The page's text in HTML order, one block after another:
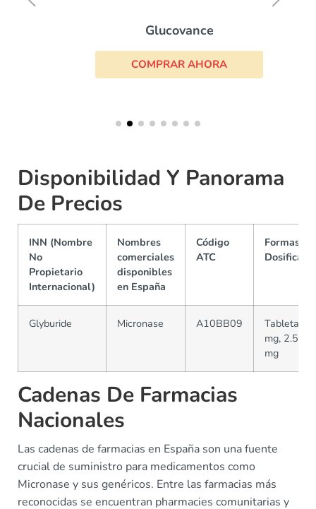
Glucovance
COMPRAR AHORA
Disponibilidad Y Panorama
De Precios
INN (Nombre
No
Propietario
Internacional)
Nombres
comerciales
disponibles
en España
Código
ATC
Formas Y
Glyburide Micronase A10BB09
Tabletas:
mg, 2.5
mg
Cadenas De Farmacias
Nacionales
Las cadenas de farmacias en España son una fuente
crucial de suministro para medicamentos como
Micronase y sus genéricos. Entre las farmacias más
reconocidas se encuentran pharmacies comunitarias y